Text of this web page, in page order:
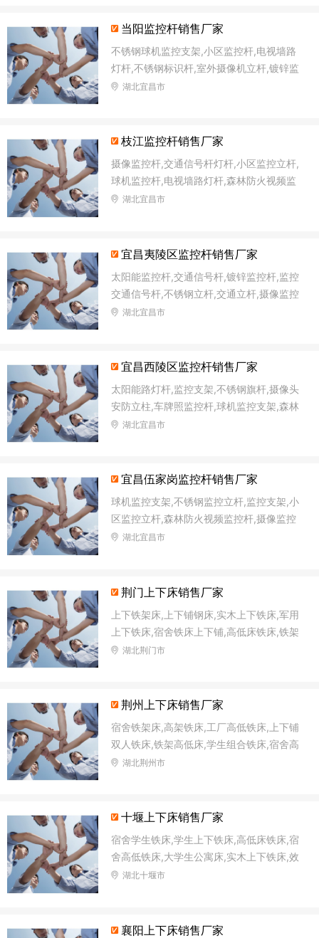
当阳监控杆销售厂家
不锈钢球机监控支架,小区监控杆,电视墙路
灯杆,不锈钢标识杆,室外摄像机立杆,镀锌监
控杆,太阳能路灯杆,太阳能监控立杆
湖北宜昌市
枝江监控杆销售厂家
摄像监控杆,交通信号杆灯杆,小区监控立杆,
球机监控杆,电视墙路灯杆,森林防火视频监
控杆,小区监控杆,道路监控立杆
湖北宜昌市
宜昌夷陵区监控杆销售厂家
太阳能监控杆,交通信号杆,镀锌监控杆,监控
交通信号杆,不锈钢立杆,交通立杆,摄像监控
杆,球机监控杆
湖北宜昌市
宜昌西陵区监控杆销售厂家
太阳能路灯杆,监控支架,不锈钢旗杆,摄像头
安防立柱,车牌照监控杆,球机监控支架,森林
防火视频监控杆,太阳能监控灯灯杆
湖北宜昌市
宜昌伍家岗监控杆销售厂家
球机监控支架,不锈钢监控立杆,监控支架,小
区监控立杆,森林防火视频监控杆,摄像监控
杆,森林防火语音监控杆,太阳能路灯杆
湖北宜昌市
荆门上下床销售厂家
上下铁架床,上下铺钢床,实木上下铁床,军用
上下铁床,宿舍铁床上下铺,高低床铁床,铁架
双层床,上下高低铁床
湖北荆门市
荆州上下床销售厂家
宿舍铁架床,高架铁床,工厂高低铁床,上下铺
双人铁床,铁架高低床,学生组合铁床,宿舍高
低铁床,加固高低床
湖北荆州市
十堰上下床销售厂家
宿舍学生铁床,学生上下铁床,高低床铁床,宿
舍高低铁床,大学生公寓床,实木上下铁床,效
用双层铁床,直管铁床
湖北十堰市
襄阳上下床销售厂家